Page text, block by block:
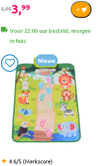
5,993,99
Voor 22:00 uur besteld, morgen
in huis
Nieuw
4.6/5 (Merkscore)